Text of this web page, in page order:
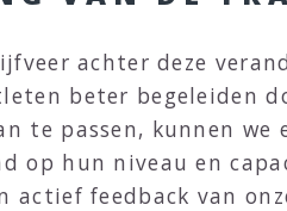
achter deze
beter begeleiden
te passen, kunnen
op hun niveau en
actief feedback van